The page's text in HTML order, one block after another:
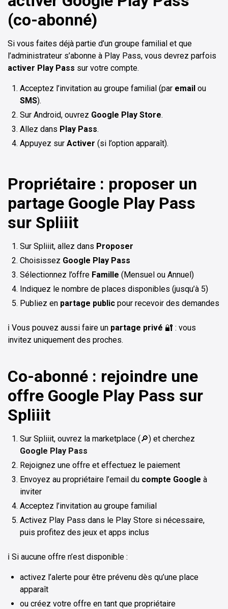
(co-abonné)
Si vous faites déjà partie d’un groupe familial et que
l’administrateur s’abonne à Play Pass, vous devrez parfois
activer Play Pass sur votre compte.
Acceptez l’invitation au groupe familial (par email ou
SMS).
Sur Android, ouvrez Google Play Store.
Allez dans Play Pass.
Appuyez sur Activer (si l’option apparaît).
Propriétaire : proposer un
partage Google Play Pass
sur Spliiit
Sur Spliiit, allez dans Proposer
Choisissez Google Play Pass
Sélectionnez l’offre Famille (Mensuel ou Annuel)
Indiquez le nombre de places disponibles (jusqu’à 5)
Publiez en partage public pour recevoir des demandes
ℹ️ Vous pouvez aussi faire un partage privé 🔐 : vous
invitez uniquement des proches.
Co-abonné : rejoindre une
offre Google Play Pass sur
Spliiit
Sur Spliiit, ouvrez la marketplace (🔎) et cherchez
Google Play Pass
Rejoignez une offre et effectuez le paiement
Envoyez au propriétaire l’email du compte Google à
inviter
Acceptez l’invitation au groupe familial
Activez Play Pass dans le Play Store si nécessaire,
puis profitez des jeux et apps inclus
ℹ️ Si aucune offre n’est disponible :
activez l’alerte pour être prévenu dès qu’une place
apparaît
ou créez votre offre en tant que propriétaire